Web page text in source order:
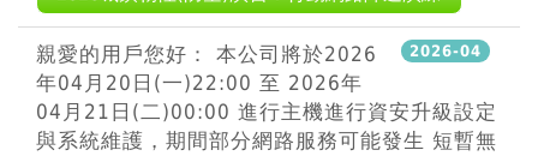
2026-04
親愛的用戶您好： 本公司將於2026
年04月20日(一)22:00 至 2026年
04月21日(二)00:00 進行主機進行資安升級設定
與系統維護，期間部分網路服務可能發生 短暫無